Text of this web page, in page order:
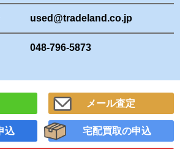
used@tradeland.co.jp
048-796-5873
メール査定
込 宅配買取の申込